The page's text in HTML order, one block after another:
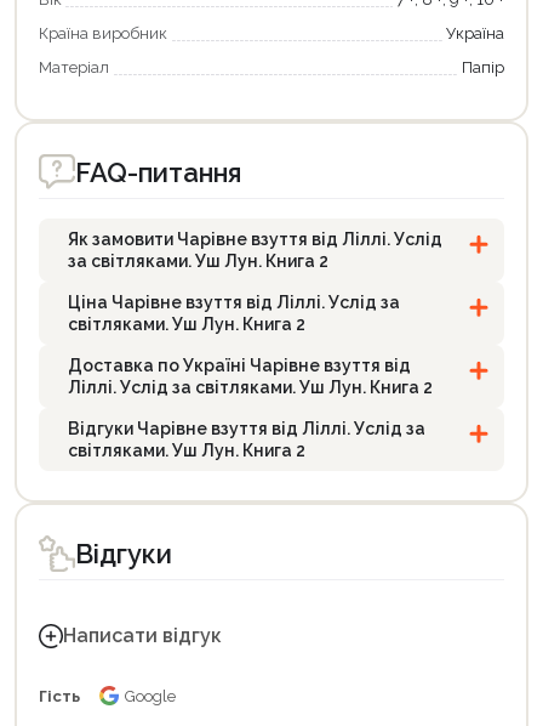
Країна виробник
Україна
Матеріал
Папір
FAQ-питання
Як замовити Чарівне взуття від Ліллі. Услід
за світляками. Уш Лун. Книга 2
Ціна Чарівне взуття від Ліллі. Услід за
світляками. Уш Лун. Книга 2
Доставка по Україні Чарівне взуття від
Ліллі. Услід за світляками. Уш Лун. Книга 2
Відгуки Чарівне взуття від Ліллі. Услід за
світляками. Уш Лун. Книга 2
Відгуки
Написати відгук
Гість Google